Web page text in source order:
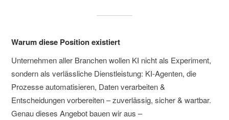
Warum diese Position existiert
Unternehmen aller Branchen wollen KI nicht als Experiment,
sondern als verlässliche Dienstleistung: KI-Agenten, die
Prozesse automatisieren, Daten verarbeiten &
Entscheidungen vorbereiten – zuverlässig, sicher & wartbar.
Genau dieses Angebot bauen wir aus –